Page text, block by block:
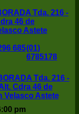
Tda. 216 -
46 de
Astete
685(01)
6785178
Tda. 216 -
Cdra 46 de
Velasco Astete
pm